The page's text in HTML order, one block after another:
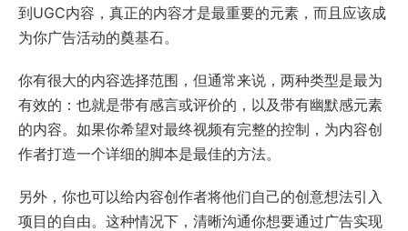
到UGC内容，真正的内容才是最重要的元素，而且应该成
为你广告活动的奠基石。
你有很大的内容选择范围，但通常来说，两种类型是最为
有效的：也就是带有感言或评价的，以及带有幽默感元素
的内容。如果你希望对最终视频有完整的控制，为内容创
作者打造一个详细的脚本是最佳的方法。
另外，你也可以给内容创作者将他们自己的创意想法引入
项目的自由。这种情况下，清晰沟通你想要通过广告实现